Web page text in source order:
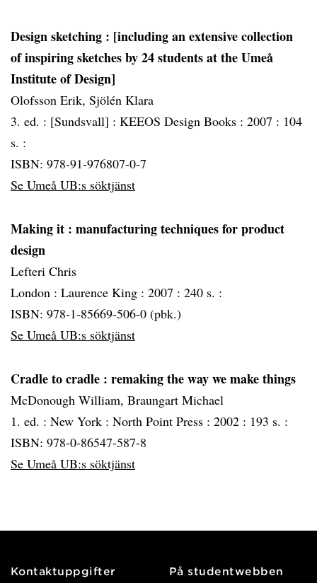
Design sketching : [including an extensive collection
of inspiring sketches by 24 students at the Umeå
Institute of Design]
Olofsson Erik, Sjölén Klara
3. ed. : [Sundsvall] : KEEOS Design Books : 2007 : 104
s. :
ISBN: 978-91-976807-0-7
Se Umeå UB:s söktjänst
Making it : manufacturing techniques for product
design
Lefteri Chris
London : Laurence King : 2007 : 240 s. :
ISBN: 978-1-85669-506-0 (pbk.)
Se Umeå UB:s söktjänst
Cradle to cradle : remaking the way we make things
McDonough William, Braungart Michael
1. ed. : New York : North Point Press : 2002 : 193 s. :
ISBN: 978-0-86547-587-8
Se Umeå UB:s söktjänst
Kontaktuppgifter På studentwebben